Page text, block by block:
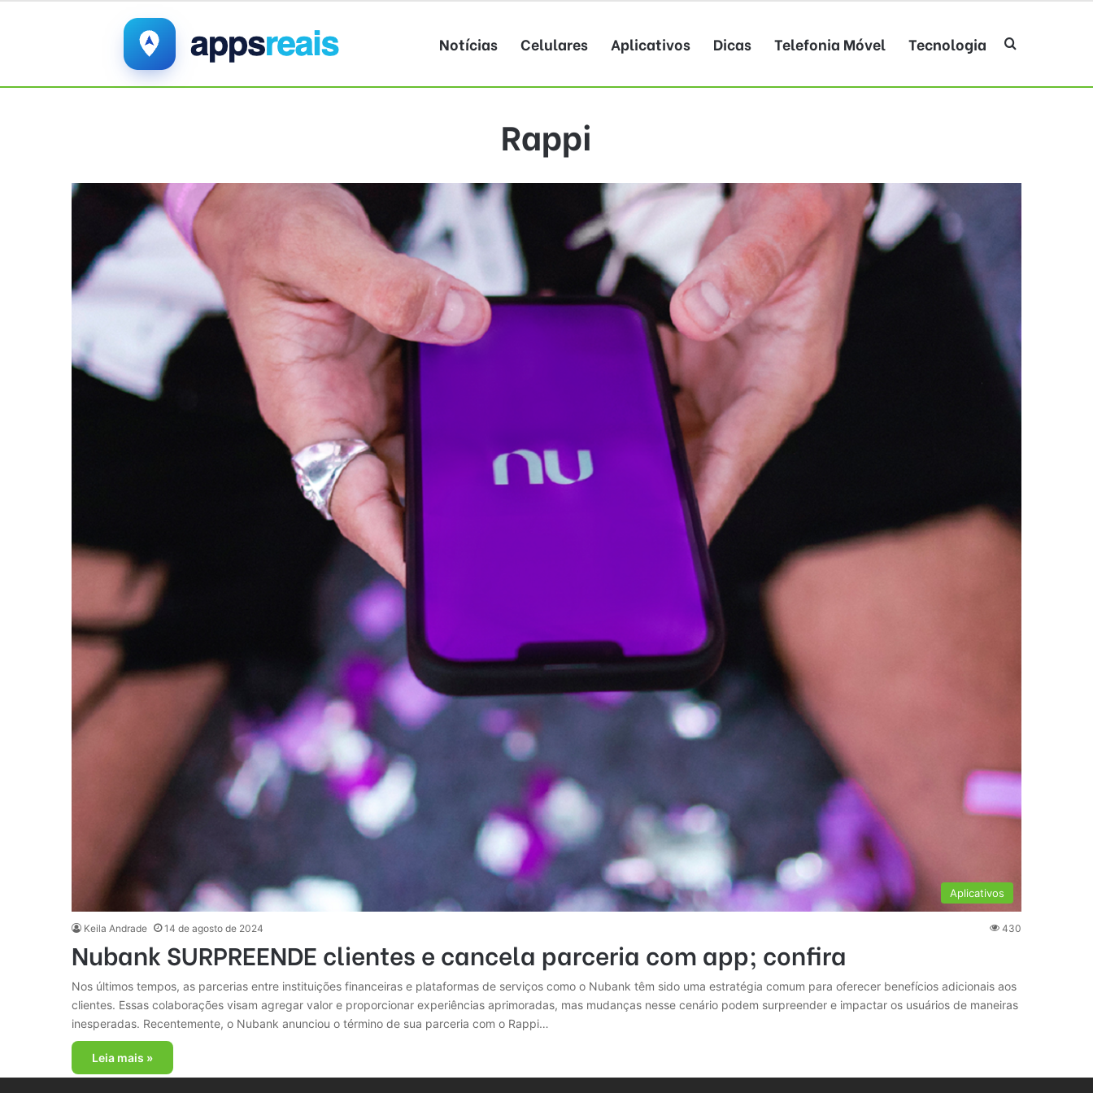
Notícias Celulares Aplicativos Dicas Telefonia Móvel Tecnologia Procurar por
Rappi
Aplicativos
Keila Andrade 14 de agosto de 2024 430
Nubank SURPREENDE clientes e cancela parceria com app; confira
Nos últimos tempos, as parcerias entre instituições financeiras e plataformas de serviços como o Nubank têm sido uma estratégia comum para oferecer benefícios adicionais aos
clientes. Essas colaborações visam agregar valor e proporcionar experiências aprimoradas, mas mudanças nesse cenário podem surpreender e impactar os usuários de maneiras
inesperadas. Recentemente, o Nubank anunciou o término de sua parceria com o Rappi…
Leia mais »